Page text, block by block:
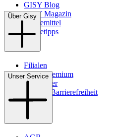
GISY Blog
GISY Magazin
Pflegemittel
Pflegetipps
Über Gisy
Filialen
WMS-Premium
Newsletter
Digitale Barrierefreiheit
Unser Service